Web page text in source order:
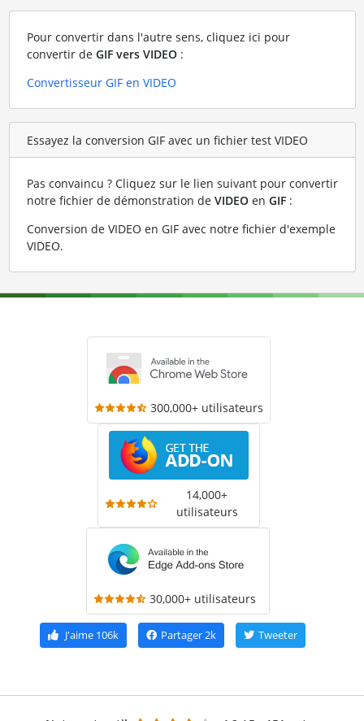
Pour convertir dans l'autre sens, cliquez ici pour
convertir de GIF vers VIDEO:
Convertisseur GIF en VIDEO
Essayez la conversion GIF avec un fichier test VIDEO
Pas convaincu ? Cliquez sur le lien suivant pour convertir
notre fichier de démonstration de VIDEOen GIF:
Conversion de VIDEO en GIF avec notre fichier d'exemple
VIDEO.
300,000+ utilisateurs
14,000+
utilisateurs
30,000+ utilisateurs
J'aime106k Partager2k Tweeter